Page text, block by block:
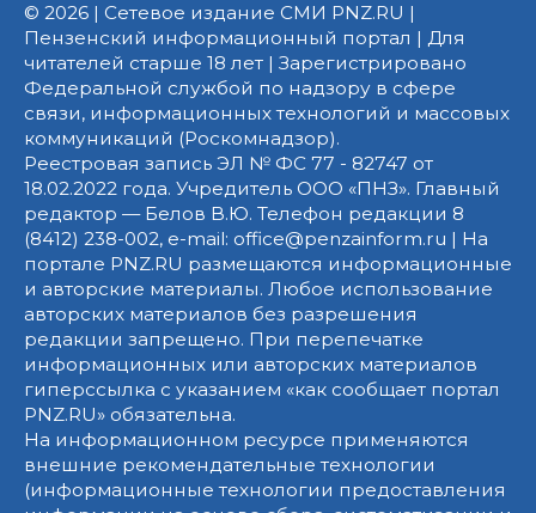
© 2026 | Сетевое издание СМИ PNZ.RU |
Пензенский информационный портал | Для
читателей старше 18 лет | Зарегистрировано
Федеральной службой по надзору в сфере
связи, информационных технологий и массовых
коммуникаций (Роскомнадзор).
Реестровая запись ЭЛ № ФС 77 - 82747 от
18.02.2022 года. Учредитель ООО «ПНЗ». Главный
редактор — Белов В.Ю. Телефон редакции 8
(8412) 238-002, e-mail: office@penzainform.ru | На
портале PNZ.RU размещаются информационные
и авторские материалы. Любое использование
авторских материалов без разрешения
редакции запрещено. При перепечатке
информационных или авторских материалов
гиперссылка с указанием «как сообщает портал
PNZ.RU» обязательна.
На информационном ресурсе применяются
внешние рекомендательные технологии
(информационные технологии предоставления